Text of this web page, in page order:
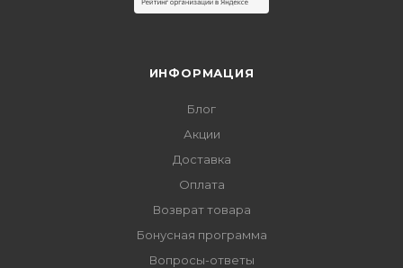
ИНФОРМАЦИЯ
Блог
Акции
Доставка
Оплата
Возврат товара
Бонусная программа
Вопросы-ответы